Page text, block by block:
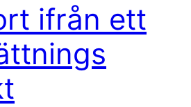
ifrån ett